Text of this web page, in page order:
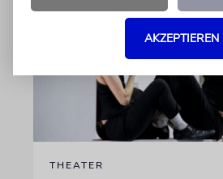
THEATER
AKZEPTIEREN